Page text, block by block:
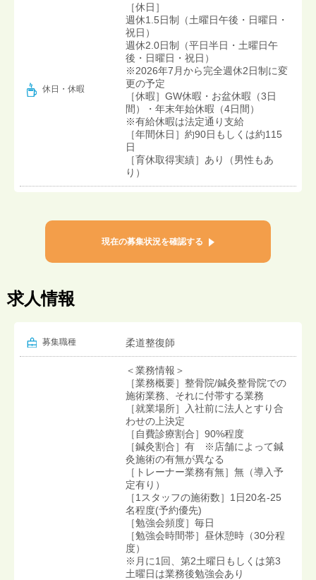
休日・休暇
［休日］
週休1.5日制（土曜日午後・日曜日・
祝日）
週休2.0日制（平日半日・土曜日午
後・日曜日・祝日）
※2026年7月から完全週休2日制に変
更の予定
［休暇］GW休暇・お盆休暇（3日
間）・年末年始休暇（4日間）
※有給休暇は法定通り支給
［年間休日］約90日もしくは約115
日
［育休取得実績］あり（男性もあ
り）
現在の募集状況を確認する
求人情報
募集職種 柔道整復師
＜業務情報＞
［業務概要］整骨院/鍼灸整骨院での
施術業務、それに付帯する業務
［就業場所］入社前に法人とすり合
わせの上決定
［自費診療割合］90%程度
［鍼灸割合］有 ※店舗によって鍼
灸施術の有無が異なる
［トレーナー業務有無］無（導入予
定有り）
［1スタッフの施術数］1日20名-25
名程度(予約優先)
［勉強会頻度］毎日
［勉強会時間帯］昼休憩時（30分程
度）
※月に1回、第2土曜日もしくは第3
土曜日は業務後勉強会あり